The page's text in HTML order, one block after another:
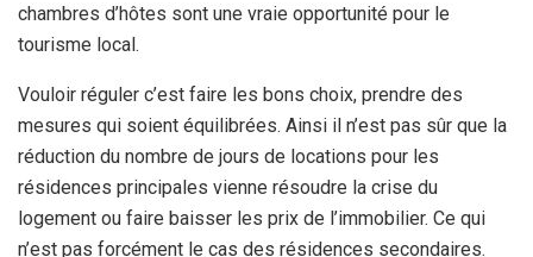
chambres d’hôtes sont une vraie opportunité pour le
tourisme local.
Vouloir réguler c’est faire les bons choix, prendre des
mesures qui soient équilibrées. Ainsi il n’est pas sûr que la
réduction du nombre de jours de locations pour les
résidences principales vienne résoudre la crise du
logement ou faire baisser les prix de l’immobilier. Ce qui
n’est pas forcément le cas des résidences secondaires.